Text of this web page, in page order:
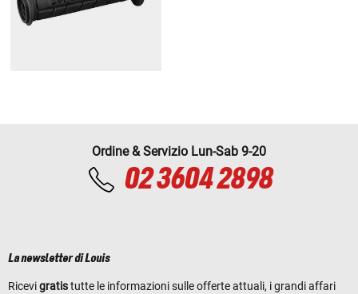
Ordine & Servizio Lun-Sab 9-20
02 3604 2898
La newsletter di Louis
Ricevigratistutte le informazioni sulle offerte attuali, i grandi affari